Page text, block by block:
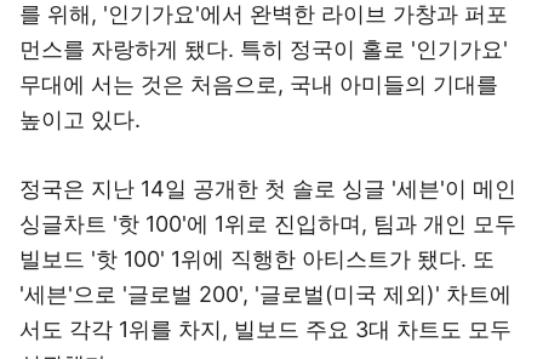
를 위해, '인기가요'에서 완벽한 라이브 가창과 퍼포
먼스를 자랑하게 됐다. 특히 정국이 홀로 '인기가요'
무대에 서는 것은 처음으로, 국내 아미들의 기대를
높이고 있다.
정국은 지난 14일 공개한 첫 솔로 싱글 '세븐'이 메인
싱글차트 '핫 100'에 1위로 진입하며, 팀과 개인 모두
빌보드 '핫 100' 1위에 직행한 아티스트가 됐다. 또
'세븐'으로 '글로벌 200', '글로벌(미국 제외)' 차트에
서도 각각 1위를 차지, 빌보드 주요 3대 차트도 모두